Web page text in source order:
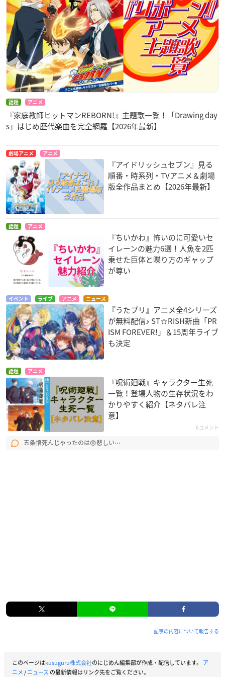
話題 アニメ
『家庭教師ヒットマンREBORN!』主題歌一覧！「Drawing day
s」はじめ歴代楽曲を完全網羅【2026年最新】
劇場アニメ アニメ
『アイドリッシュセブン』見る
順番・時系列・TVアニメ＆劇場
版全作品まとめ【2026年最新】
話題 アニメ
『ちいかわ』怖いのに可愛いセ
イレーンの魅力6選！人魚を2匹
乗せた巨体と喋り方のギャップ
が尊い
イベント ライブ アニメ ニュース
『うたプリ』アニメ全4シリーズ
が無料配信♪ ST☆RISH新曲「PR
ISM FOREVER!」＆15周年ライブ
も決定
話題 アニメ
『呪術廻戦』キャラクター生死
一覧！登場人物の生存状況をわ
かりやすく紹介【ネタバレ注
意】
6コメント
五条悟死んじゃったのは😞悲しい⋯
記事の内容について報告する
このページはkusuguru株式会社のにじめん編集部が作成・配信しています。 ア
ニメ/ニュース の最新情報はリンク先をご覧ください。